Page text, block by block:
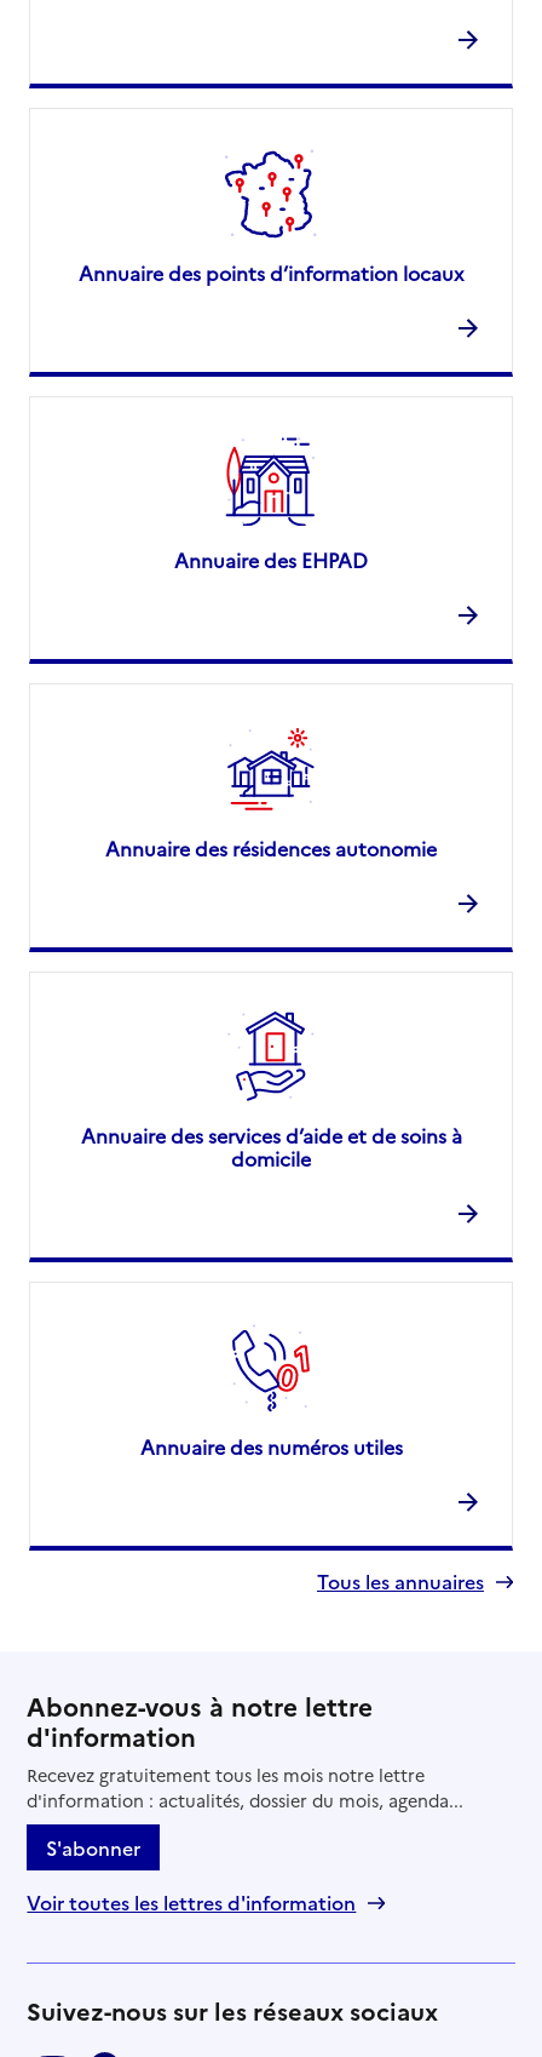
Annuaire des points d’information locaux
Annuaire des EHPAD
Annuaire des résidences autonomie
Annuaire des services d’aide et de soins à
domicile
Annuaire des numéros utiles
Tous les annuaires
Abonnez-vous à notre lettre
d'information
Recevez gratuitement tous les mois notre lettre
d'information : actualités, dossier du mois, agenda...
S'abonner
Voir toutes les lettres d'information
Suivez-nous sur les réseaux sociaux